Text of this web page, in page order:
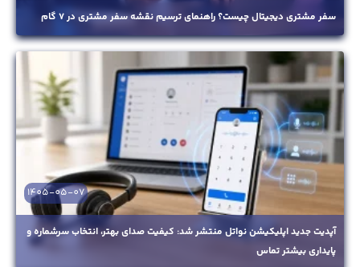
سفر مشتری دیجیتال چیست؟ راهنمای ترسیم نقشه سفر مشتری در ۷ گام
آپدیت جدید اپلیکیشن نواتل منتشر شد: کیفیت صدای بهتر، انتخاب سرشماره و
پایداری بیشتر تماس
1405-05-07